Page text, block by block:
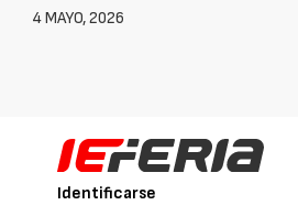
4 MAYO, 2026
Identificarse